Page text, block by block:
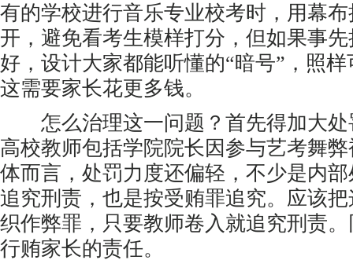
有的学校进行音乐专业校考时，用幕
开，避免看考生模样打分，但如果事
好，设计大家都能听懂的“暗号”，照
这需要家长花更多钱。
怎么治理这一问题？首先得加大处
高校教师包括学院院长因参与艺考舞
体而言，处罚力度还偏轻，不少是内
追究刑责，也是按受贿罪追究。应该
织作弊罪，只要教师卷入就追究刑责
行贿家长的责任。